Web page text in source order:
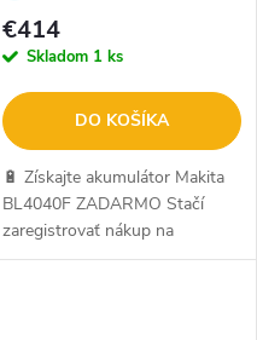
€414
Skladom 1 ks
DO KOŠÍKA
🔋 Získajte akumulátor Makita
BL4040F ZADARMO Stačí
zaregistrovať nákup na
makitaredemption.eu. Ide o